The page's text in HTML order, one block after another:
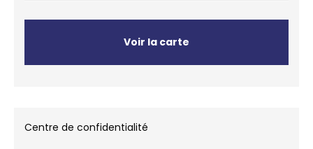
Voir la carte
Centre de confidentialité